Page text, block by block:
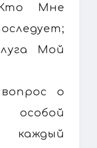
Мне
Мой
о
каждый